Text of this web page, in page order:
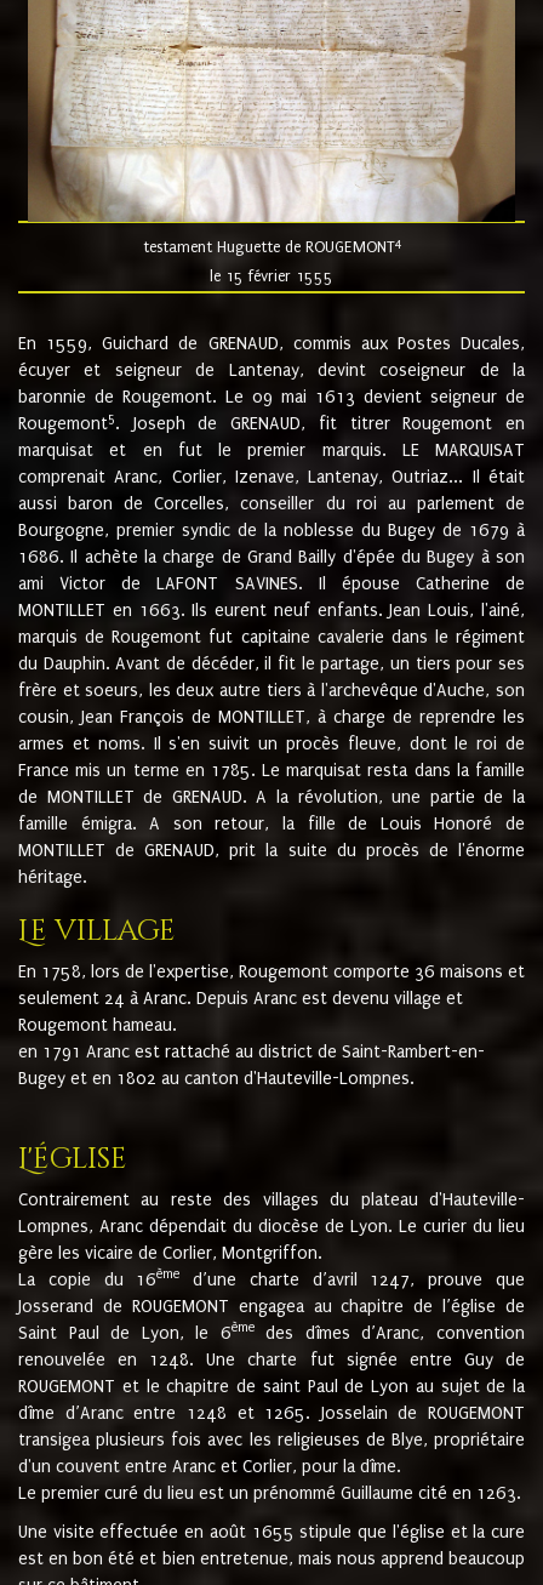
testament Huguette de ROUGEMONT4
le 15 février 1555
En 1559, Guichard de GRENAUD, commis aux Postes Ducales,
écuyer et seigneur de Lantenay, devint coseigneur de la
baronnie de Rougemont. Le 09 mai 1613 devient seigneur de
Rougemont5. Joseph de GRENAUD, fit titrer Rougemont en
marquisat et en fut le premier marquis. LE MARQUISAT
comprenait Aranc, Corlier, Izenave, Lantenay, Outriaz... Il était
aussi baron de Corcelles, conseiller du roi au parlement de
Bourgogne, premier syndic de la noblesse du Bugey de 1679 à
1686. Il achète la charge de Grand Bailly d'épée du Bugey à son
ami Victor de LAFONT SAVINES. Il épouse Catherine de
MONTILLET en 1663. Ils eurent neuf enfants. Jean Louis, l'ainé,
marquis de Rougemont fut capitaine cavalerie dans le régiment
du Dauphin. Avant de décéder, il fit le partage, un tiers pour ses
frère et soeurs, les deux autre tiers à l'archevêque d'Auche, son
cousin, Jean François de MONTILLET, à charge de reprendre les
armes et noms. Il s'en suivit un procès fleuve, dont le roi de
France mis un terme en 1785. Le marquisat resta dans la famille
de MONTILLET de GRENAUD. A la révolution, une partie de la
famille émigra. A son retour, la fille de Louis Honoré de
MONTILLET de GRENAUD, prit la suite du procès de l'énorme
héritage.
Le village
En 1758, lors de l'expertise, Rougemont comporte 36 maisons et
seulement 24 à Aranc. Depuis Aranc est devenu village et
Rougemont hameau.
en 1791 Aranc est rattaché au district de Saint-Rambert-en-
Bugey et en 1802 au canton d'Hauteville-Lompnes.
L'église
Contrairement au reste des villages du plateau d'Hauteville-
Lompnes, Aranc dépendait du diocèse de Lyon. Le curier du lieu
gère les vicaire de Corlier, Montgriffon.
La copie du 16ème
d’une charte d’avril 1247, prouve que
Josserand de ROUGEMONT engagea au chapitre de l’église de
Saint Paul de Lyon, le 6èmedes dîmes d’Aranc, convention
renouvelée en 1248. Une charte fut signée entre Guy de
ROUGEMONT et le chapitre de saint Paul de Lyon au sujet de la
dîme d’Aranc entre 1248 et 1265. Josselain de ROUGEMONT
transigea plusieurs fois avec les religieuses de Blye, propriétaire
d'un couvent entre Aranc et Corlier, pour la dîme.
Le premier curé du lieu est un prénommé Guillaume cité en 1263.
Une visite effectuée en août 1655 stipule que l'église et la cure
est en bon été et bien entretenue, mais nous apprend beaucoup